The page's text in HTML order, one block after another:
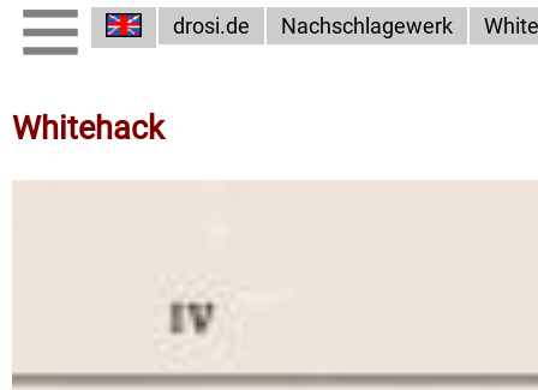
drosi.de Nachschlagewerk
Whitehack